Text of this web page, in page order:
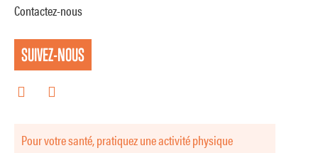
Contactez-nous
SUIVEZ-NOUS
Pour votre santé, pratiquez une activité physique